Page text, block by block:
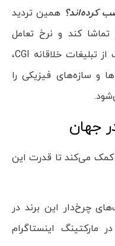
کرده‌اند؟ همین تردید
کند و نرخ تعامل
محتوا به شدت بالا برود. این سبک از تبلیغات خلاقانه CGI،
و سازه‌های فیزیکی را
کمک می‌کند تا قدرت این
چرخ‌دار این برند در
مارکتینگ اینستاگرام